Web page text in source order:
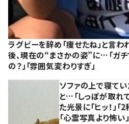
ラグビーを辞め「痩せたね」と言
後、現在の“まさかの姿”に…「ガチ
の？」「雰囲気変わりすぎ」
ソファの上で寝てい
と…「しっぽが取れ
た光景に「ヒッ！」
「心霊写真より怖い」